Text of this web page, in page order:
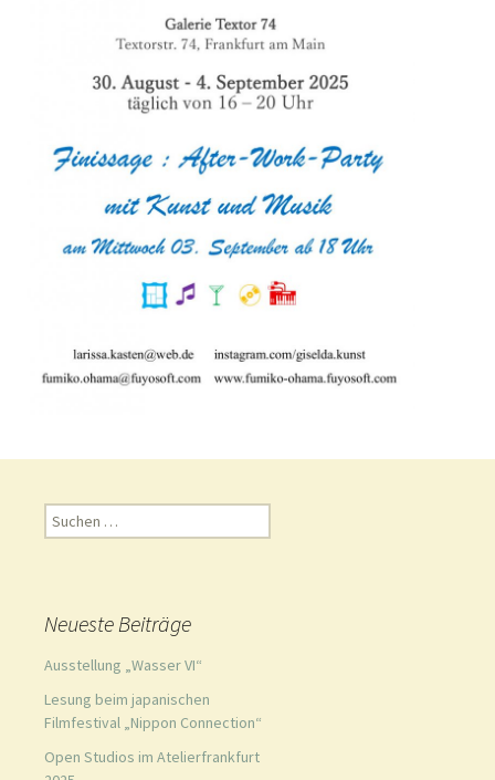
Suchen
nach:
Neueste Beiträge
Ausstellung „Wasser VI“
Lesung beim japanischen
Filmfestival „Nippon Connection“
Open Studios im Atelierfrankfurt